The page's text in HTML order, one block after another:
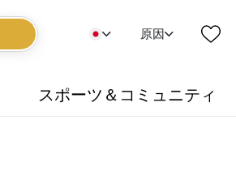
原因
スポーツ＆コミュニティ